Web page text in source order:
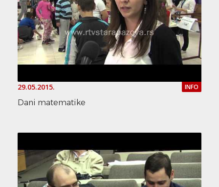
29.05.2015. INFO
Dani matematike